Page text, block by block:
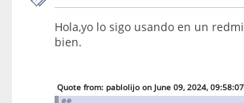
Hola,yo lo sigo usando en un
bien.
Quote from: pablolijo on June 09, 2024,